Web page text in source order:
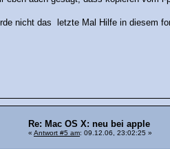
nicht das letzte Mal Hilfe in diesem
Re: Mac OS X: neu bei apple
« Antwort #5 am: 09.12.06, 23:02:25 »